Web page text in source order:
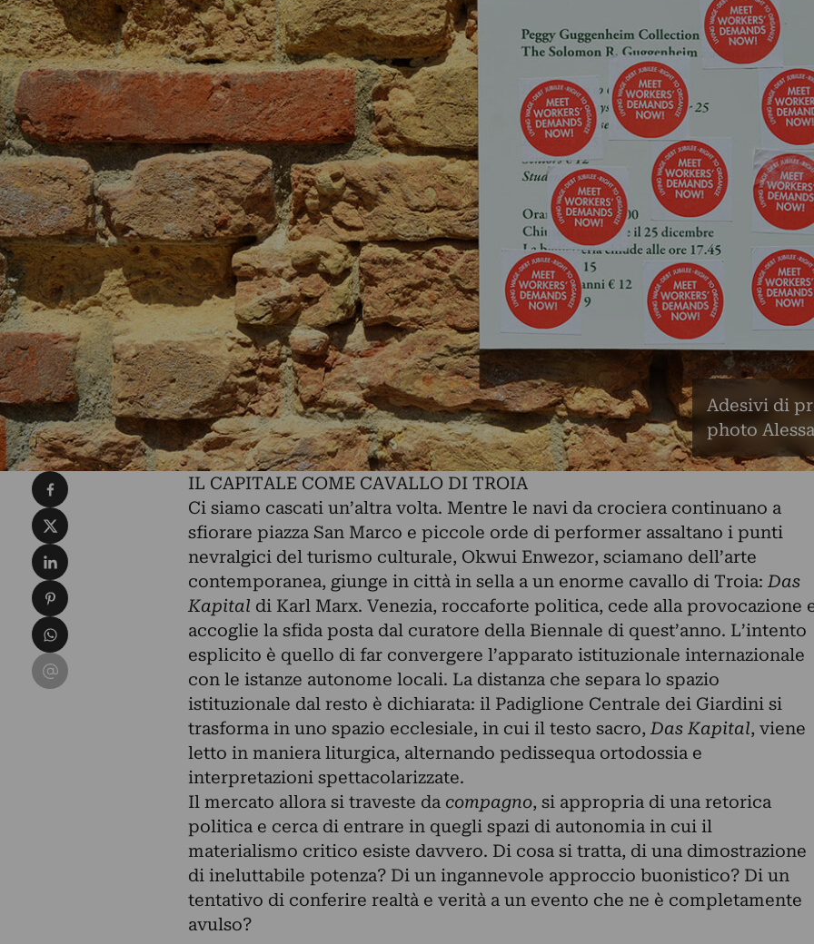
Adesivi di
photo
IL CAPITALE COME CAVALLO DI TROIA
Ci siamo cascati un’altra volta. Mentre le navi da crociera continuano a
sfiorare piazza San Marco e piccole orde di performer assaltano i punti
nevralgici del turismo culturale, Okwui Enwezor, sciamano dell’arte
contemporanea, giunge in città in sella a un enorme cavallo di Troia: Das
Kapital di Karl Marx. Venezia, roccaforte politica, cede alla provocazione
accoglie la sfida posta dal curatore della Biennale di quest’anno. L’intento
esplicito è quello di far convergere l’apparato istituzionale internazionale
con le istanze autonome locali. La distanza che separa lo spazio
istituzionale dal resto è dichiarata: il Padiglione Centrale dei Giardini si
trasforma in uno spazio ecclesiale, in cui il testo sacro, Das Kapital, viene
letto in maniera liturgica, alternando pedissequa ortodossia e
interpretazioni spettacolarizzate.
Il mercato allora si traveste da compagno, si appropria di una retorica
politica e cerca di entrare in quegli spazi di autonomia in cui il
materialismo critico esiste davvero. Di cosa si tratta, di una dimostrazione
di ineluttabile potenza? Di un ingannevole approccio buonistico? Di un
tentativo di conferire realtà e verità a un evento che ne è completamente
avulso?
Condividi su Facebook
Condividi su X
Condividi su LinkedIn
Condividi su Pinterest
Condividi su WhatsApp
Condividi su Email